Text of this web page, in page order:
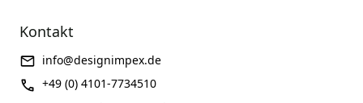
Kontakt
info@designimpex.de
+49 (0) 4101-7734510